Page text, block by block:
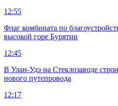
12:55
Флаг комбината по
высокой горе Бурятии
12:45
В Улан-Удэ на Стеклозаводе
нового путепровода
12:17